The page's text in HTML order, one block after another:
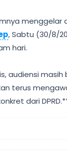
menggelar
, Sabtu (30/8/
hari.
audiensi masih
terus
dari